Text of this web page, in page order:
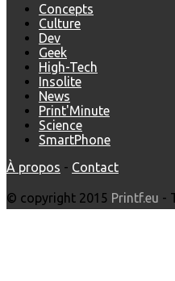
Concepts
Culture
Dev
Geek
High-Tech
Insolite
News
Print'Minute
Science
SmartPhone
À propos - Contact
© copyright 2015 Printf.eu -